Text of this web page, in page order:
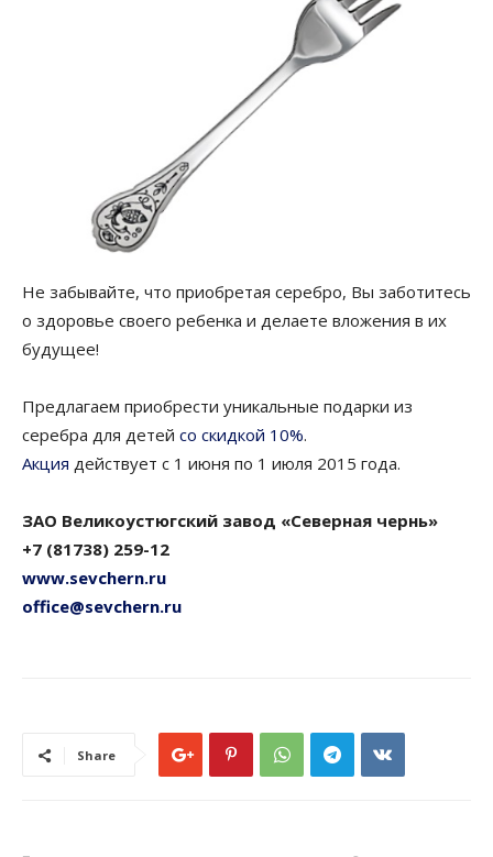
Не забывайте, что приобретая серебро, Вы заботитесь
о здоровье своего ребенка и делаете вложения в их
будущее!
Предлагаем приобрести уникальные подарки из
серебра для детей со скидкой 10%.
Акция действует с 1 июня по 1 июля 2015 года.
ЗАО Великоустюгский завод «Северная чернь»
+7 (81738) 259-12
www.sevchern.ru
office@sevchern.ru
Share